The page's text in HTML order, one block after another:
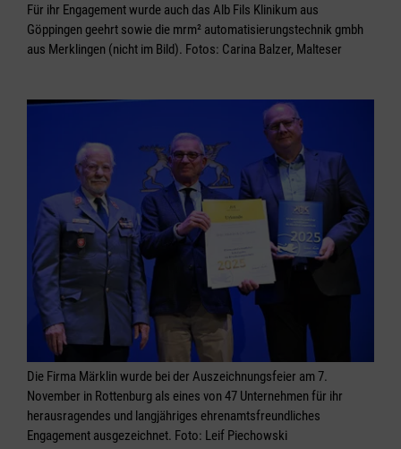
Für ihr Engagement wurde auch das Alb Fils Klinikum aus
Göppingen geehrt sowie die mrm² automatisierungstechnik gmbh
aus Merklingen (nicht im Bild). Fotos: Carina Balzer, Malteser
Die Firma Märklin wurde bei der Auszeichnungsfeier am 7.
November in Rottenburg als eines von 47 Unternehmen für ihr
herausragendes und langjähriges ehrenamtsfreundliches
Engagement ausgezeichnet. Foto: Leif Piechowski